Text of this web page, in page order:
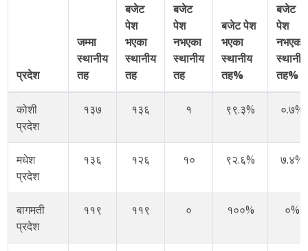
प्रदेश
जम्मा
स्थानीय
तह
बजेट
पेश
भएका
स्थानीय
तह
बजेट
पेश
नभएका
स्थानीय
तह
बजेट पेश
भएका
स्थानीय
तह%
बजेट
पेश
नभएका
स्थानीय
तह%
कोशी
प्रदेश
१३७ १३६ १ ९९.३% ०.७%
मधेश
प्रदेश
१३६ १२६ १० ९२.६% ७.४%
बागमती
प्रदेश
११९ ११९ ० १००% ०%